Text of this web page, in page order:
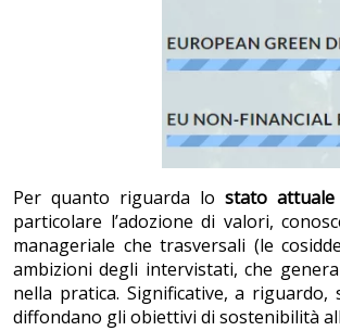
Per quanto riguarda lo stato
particolare l’adozione di valori,
manageriale che trasversali (le
ambizioni degli intervistati, che
nella pratica. Significative, a
diffondano gli obiettivi di sostenibilità